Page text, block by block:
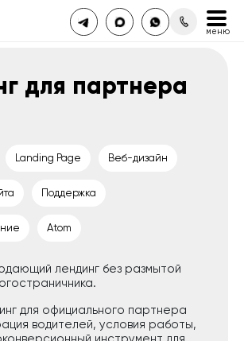
для партнера
Landing Page Веб-дизайн
Поддержка
Atom
лендинг без размытой
для официального партнера
водителей, условия работы,